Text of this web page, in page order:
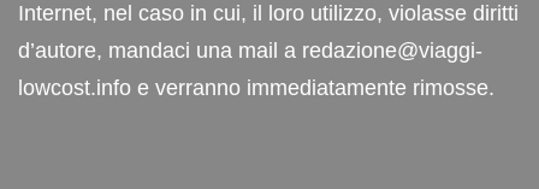
Internet, nel caso in cui, il loro utilizzo, violasse diritti
d’autore, mandaci una mail a redazione@viaggi-
lowcost.info e verranno immediatamente rimosse.